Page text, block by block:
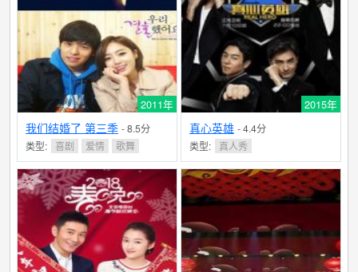
2011年
我们结婚了 第三季 - 8.5分
类型: 喜剧 爱情 歌舞
2015年
真心英雄 - 4.4分
类型:
真人秀